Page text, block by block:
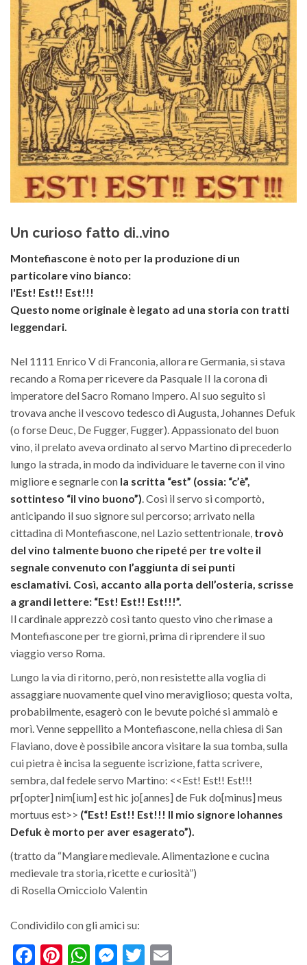
Un curioso fatto di..vino
Montefiascone è noto per la produzione di un
particolare vino bianco:
l'Est! Est!! Est!!!
Questo nome originale è legato ad una storia con tratti
leggendari.
Nel 1111 Enrico V di Franconia, allora re Germania, si stava
recando a Roma per ricevere da Pasquale II la corona di
imperatore del Sacro Romano Impero. Al suo seguito si
trovava anche il vescovo tedesco di Augusta, Johannes Defuk
(o forse Deuc, De Fugger, Fugger). Appassionato del buon
vino, il prelato aveva ordinato al servo Martino di precederlo
lungo la strada, in modo da individuare le taverne con il vino
migliore e segnarle con la scritta “est” (ossia: “c’è”,
sottinteso “il vino buono”) . Così il servo si comportò,
anticipando il suo signore sul percorso; arrivato nella
cittadina di Montefiascone, nel Lazio settentrionale, trovò
del vino talmente buono che ripeté per tre volte il
segnale convenuto con l’aggiunta di sei punti
esclamativi. Così, accanto alla porta dell’osteria, scrisse
a grandi lettere: “Est! Est!! Est!!!”.
Il cardinale apprezzò così tanto questo vino che rimase a
Montefiascone per tre giorni, prima di riprendere il suo
viaggio verso Roma.
Lungo la via di ritorno, però, non resistette alla voglia di
assaggiare nuovamente quel vino meraviglioso; questa volta,
probabilmente, esagerò con le bevute poiché si ammalò e
morì. Venne seppellito a Montefiascone, nella chiesa di San
Flaviano, dove è possibile ancora visitare la sua tomba, sulla
cui pietra è incisa la seguente iscrizione, fatta scrivere,
sembra, dal fedele servo Martino: <<Est! Est!! Est!!!
pr[opter] nim[ium] est hic jo[annes] de Fuk do[minus] meus
mortuus est>> (“Est! Est!! Est!!! Il mio signore Iohannes
Defuk è morto per aver esagerato”).
(tratto da “Mangiare medievale. Alimentazione e cucina
medievale tra storia, ricette e curiosità”)
di Rosella Omicciolo Valentin
Condividilo con gli amici su:
Facebook
Pinterest
WhatsApp
Messenger
Twitter